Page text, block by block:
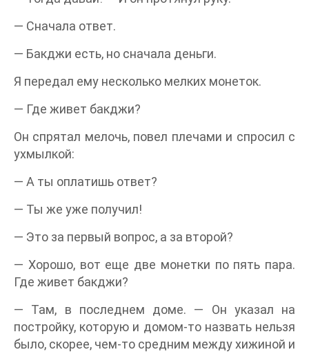
— Сначала ответ.
— Бакджи есть, но сначала деньги.
Я передал ему несколько мелких монеток.
— Где живет бакджи?
Он спрятал мелочь, повел плечами и спросил с
ухмылкой:
— А ты оплатишь ответ?
— Ты же уже получил!
— Это за первый вопрос, а за второй?
— Хорошо, вот еще две монетки по пять пара.
Где живет бакджи?
— Там, в последнем доме. — Он указал на
постройку, которую и домом-то назвать нельзя
было, скорее, чем-то средним между хижиной и